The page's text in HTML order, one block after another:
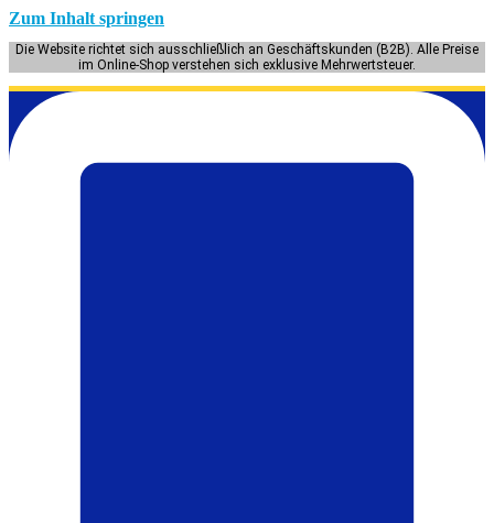
Zum Inhalt springen
Die Website richtet sich ausschließlich an Geschäftskunden (B2B). Alle Preise
im Online-Shop verstehen sich exklusive Mehrwertsteuer.